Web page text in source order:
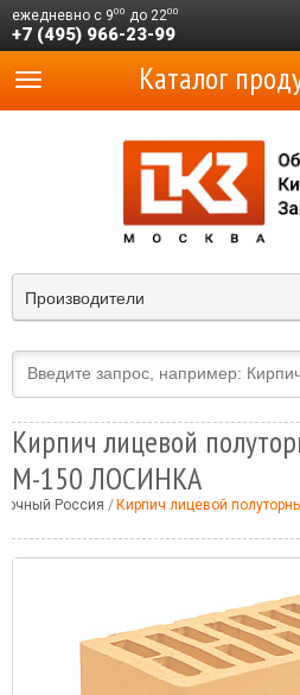
ежедневно с 900 до 2200
+7 (495) 966-23-99
Производители
Каталог
Кирпич лицевой
М-150 ЛОСИНКА
Россия Кирпич лицевой